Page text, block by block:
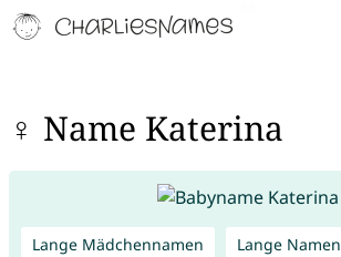
♀ Name Katerina
Lange Mädchennamen Lange Namen